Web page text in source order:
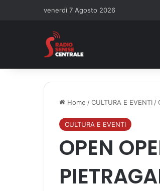
venerdì 7 Agosto 2026
Home /CULTURA E EVENTI /
CULTURA E EVENTI
OPEN